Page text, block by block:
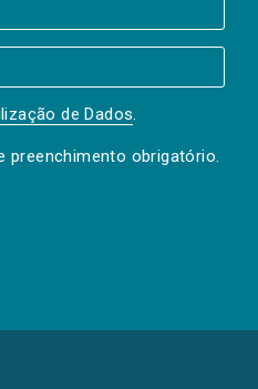
de Dados.
preenchimento obrigatório.